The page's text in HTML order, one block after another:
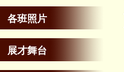
各班照片
展才舞台